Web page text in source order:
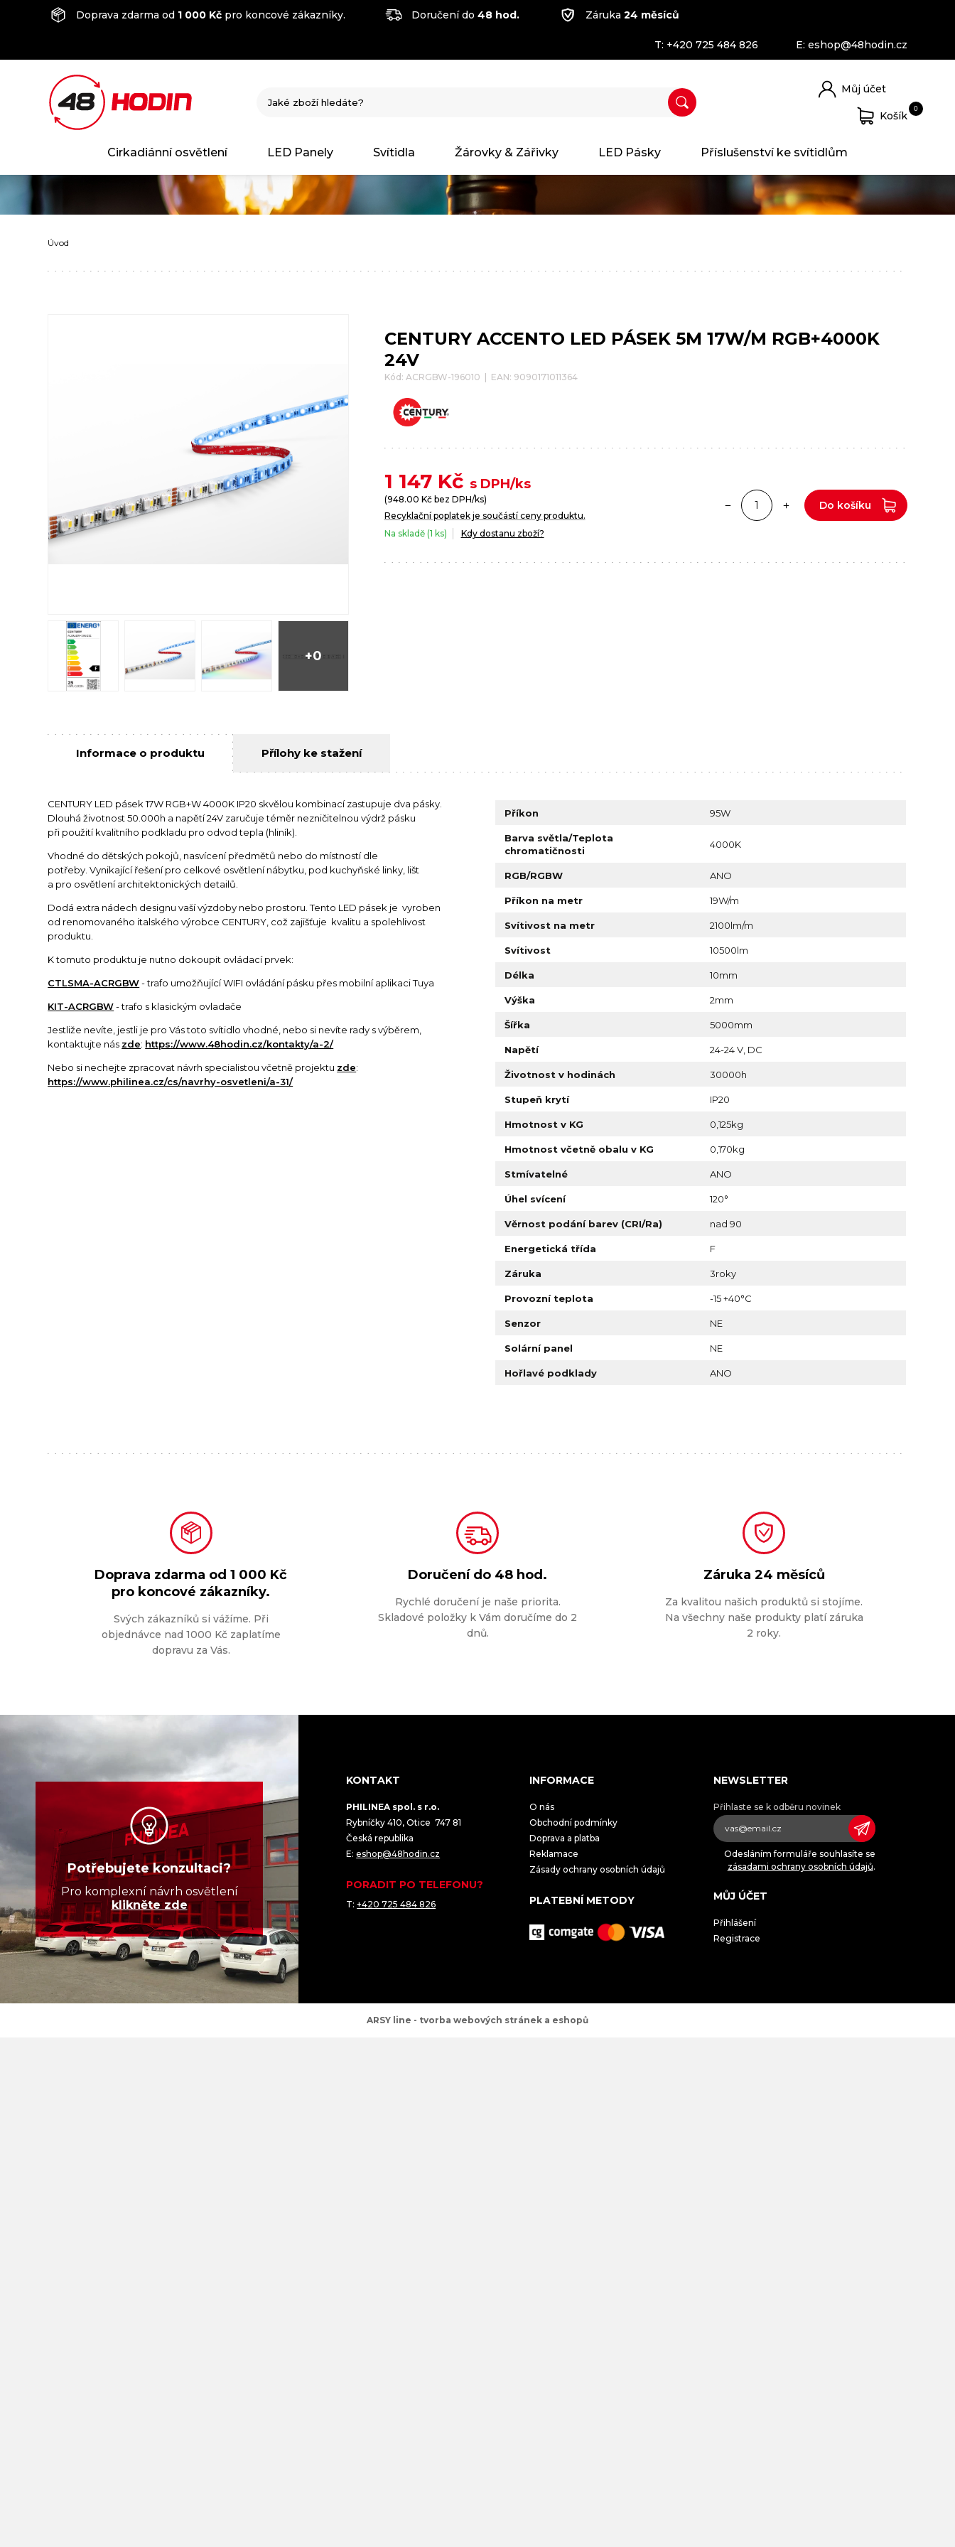
Doprava zdarma od 1 000 Kč pro koncové zákazníky. Doručení do48 hod. Záruka24 měsíců
T: +420 725 484 826 E: eshop@48hodin.cz
Můj účet
0
Košík
Cirkadiánní osvětlení LED Panely Svítidla Žárovky & Zářivky LED Pásky Příslušenství ke svítidlům
Úvod
+0
CENTURY ACCENTO LED PÁSEK 5M 17W/M RGB+4000K
24V
Kód: ACRGBW-196010 | EAN: 9090171011364
1 147Kč s DPH/ks
(948.00 Kč bez DPH/ks)
Recyklační poplatek je součástí ceny produktu.
Na skladě (1 ks)
Kdy dostanu zboží?
Do košíku
Informace o produktu Přílohy ke stažení
CENTURY LED pásek 17W RGB+W 4000K IP20 skvělou kombinací zastupuje dva pásky.
Dlouhá životnost 50.000h a napětí 24V zaručuje téměr nezničitelnou výdrž pásku
při použití kvalitního podkladu pro odvod tepla (hliník).
Vhodné do dětských pokojů, nasvícení předmětů nebo do místností dle
potřeby. Vynikající řešení pro celkové osvětlení nábytku, pod kuchyňské linky, lišt
a pro osvětlení architektonických detailů.
Dodá extra nádech designu vaší výzdoby nebo prostoru. Tento LED pásek je vyroben
od renomovaného italského výrobce CENTURY, což zajišťuje kvalitu a spolehlivost
produktu.
K tomuto produktu je nutno dokoupit ovládací prvek:
CTLSMA-ACRGBW- trafo umožňující WIFI ovládání pásku přes mobilní aplikaci Tuya
KIT-ACRGBW-trafo s klasickým ovladače
Jestliže nevíte, jestli je pro Vás toto svítidlo vhodné, nebo si nevíte rady s výběrem,
kontaktujte nás zde: https://www.48hodin.cz/kontakty/a-2/
Nebo si nechejte zpracovat návrh specialistou včetně projektu zde:
https://www.philinea.cz/cs/navrhy-osvetleni/a-31/
Příkon 95W
Barva světla/Teplota
chromatičnosti
4000K
RGB/RGBW ANO
Příkon na metr 19W/m
Svítivost na metr 2100lm/m
Svítivost 10500lm
Délka 10mm
Výška 2mm
Šířka 5000mm
Napětí 24-24 V, DC
Životnost v hodinách 30000h
Stupeň krytí IP20
Hmotnost v KG 0,125kg
Hmotnost včetně obalu v KG 0,170kg
Stmívatelné ANO
Úhel svícení 120°
Věrnost podání barev (CRI/Ra) nad 90
Energetická třída F
Záruka 3roky
Provozní teplota -15 +40°C
Senzor NE
Solární panel NE
Hořlavé podklady ANO
Doprava zdarma od1 000 Kč
pro koncové zákazníky.
Svých zákazníků si vážíme. Při
objednávce nad 1000 Kč zaplatíme
dopravu za Vás.
Doručení do 48 hod.
Rychlé doručení je naše priorita.
Skladové položky k Vám doručíme do 2
dnů.
Záruka 24 měsíců
Za kvalitou našich produktů si stojíme.
Na všechny naše produkty platí záruka
2 roky.
Potřebujete konzultaci?
Pro komplexní návrh osvětlení
klikněte zde
KONTAKT
PHILINEA spol. s r.o.
Rybníčky 410, Otice 747 81
Česká republika
E:eshop@48hodin.cz
PORADIT PO TELEFONU?
T:+420 725 484 826
INFORMACE
O nás
Obchodní podmínky
Doprava a platba
Reklamace
Zásady ochrany osobních údajů
PLATEBNÍ METODY
NEWSLETTER
Přihlaste se k odběru novinek
Odesláním formuláře souhlasíte se
zásadami ochrany osobních údajů.
MŮJ ÚČET
Přihlášení
Registrace
ARSY line - tvorba webových stránek a eshopů